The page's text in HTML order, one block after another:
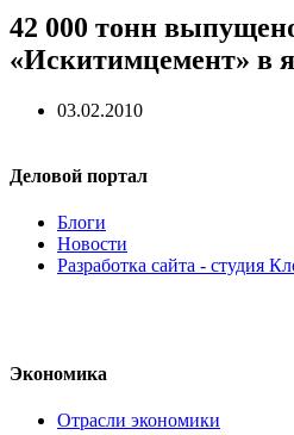
42 000 тонн
«Искитимцемент» в
03.02.2010
Деловой портал
Блоги
Новости
Разработка сайта - студия
Экономика
Отрасли экономики